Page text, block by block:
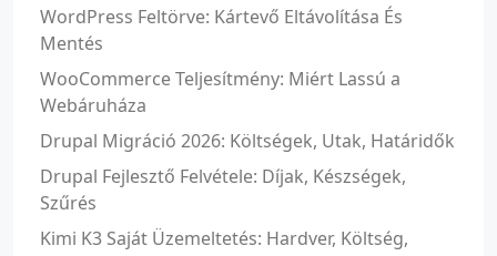
WordPress Feltörve: Kártevő Eltávolítása És
Mentés
WooCommerce Teljesítmény: Miért Lassú a
Webáruháza
Drupal Migráció 2026: Költségek, Utak, Határidők
Drupal Fejlesztő Felvétele: Díjak, Készségek,
Szűrés
Kimi K3 Saját Üzemeltetés: Hardver, Költség,